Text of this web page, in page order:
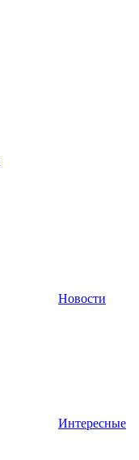
Новости
Интересные